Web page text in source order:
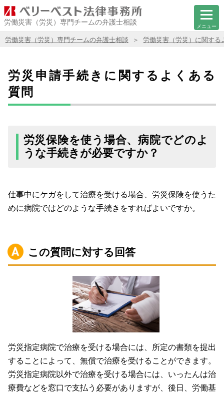
労働災害（労災）専門チームの弁護士相談
メニュー
労働災害（労災）専門チームの弁護士相談 労働災害（労災）に関する
労災申請手続きに関するよくある
質問
労災保険を使う場合、病院でどのよ
うな手続きが必要ですか？
仕事中にケガをして治療を受ける場合、労災保険を使うた
めに病院ではどのような手続きをすればよいですか。
この質問に対する回答
労災指定病院で治療を受ける場合には、所定の書類を提出
することによって、無償で治療を受けることができます。
労災指定病院以外で治療を受ける場合には、いったんは治
療費などを窓口で支払う必要がありますが、後日、労働基